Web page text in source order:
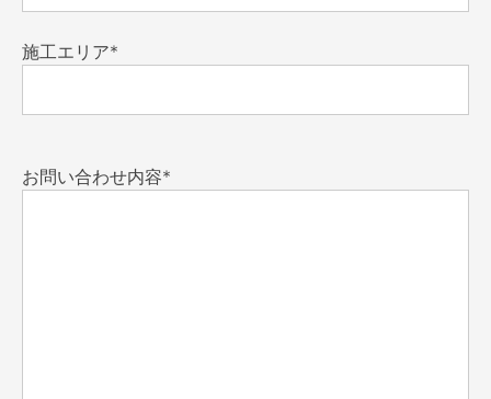
施工エリア*
お問い合わせ内容*